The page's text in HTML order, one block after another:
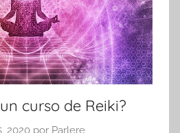
curso de Reiki?
2020 por Parlere